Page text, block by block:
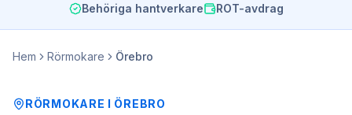
Behöriga hantverkare
ROT-avdrag
Hem Rörmokare Örebro
RÖRMOKARE I ÖREBRO